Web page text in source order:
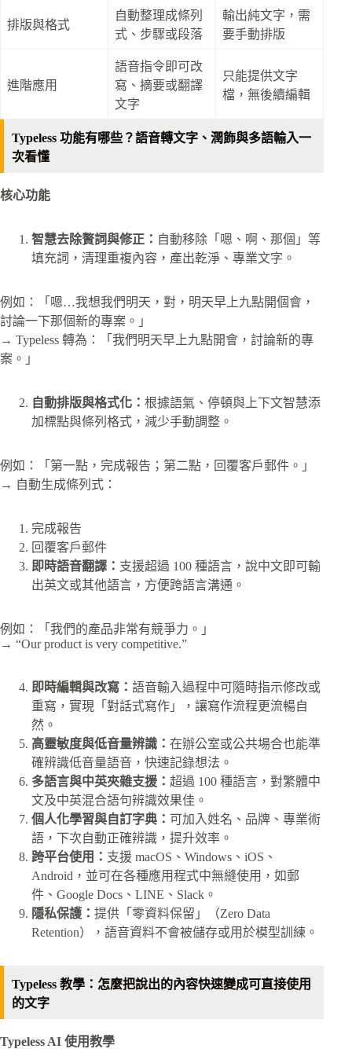
排版與格式
自動整理成條列
式、步驟或段落
輸出純文字，需
要手動排版
進階應用
語音指令即可改
寫、摘要或翻譯
文字
只能提供文字
檔，無後續編輯
Typeless 功能有哪些？語音轉文字、潤飾與多語輸入一
次看懂
核心功能
智慧去除贅詞與修正： 自動移除「嗯、啊、那個」等
填充詞，清理重複內容，產出乾淨、專業文字。
例如：「嗯…我想我們明天，對，明天早上九點開個會，
討論一下那個新的專案。」
→ Typeless 轉為：「我們明天早上九點開會，討論新的專
案。」
自動排版與格式化： 根據語氣、停頓與上下文智慧添
加標點與條列格式，減少手動調整。
例如：「第一點，完成報告；第二點，回覆客戶郵件。」
→ 自動生成條列式：
完成報告
回覆客戶郵件
即時語音翻譯： 支援超過 100 種語言，說中文即可輸
出英文或其他語言，方便跨語言溝通。
例如：「我們的產品非常有競爭力。」
→ “Our product is very competitive.”
即時編輯與改寫： 語音輸入過程中可隨時指示修改或
重寫，實現「對話式寫作」，讓寫作流程更流暢自
然。
高靈敏度與低音量辨識： 在辦公室或公共場合也能準
確辨識低音量語音，快速記錄想法。
多語言與中英夾雜支援： 超過 100 種語言，對繁體中
文及中英混合語句辨識效果佳。
個人化學習與自訂字典： 可加入姓名、品牌、專業術
語，下次自動正確辨識，提升效率。
跨平台使用： 支援 macOS、Windows、iOS、
Android，並可在各種應用程式中無縫使用，如郵
件、Google Docs、LINE、Slack。
隱私保護： 提供「零資料保留」（Zero Data
Retention），語音資料不會被儲存或用於模型訓練。
Typeless 教學：怎麼把說出的內容快速變成可直接使用
的文字
Typeless AI 使用教學